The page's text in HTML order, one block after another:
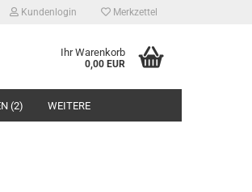
Kundenlogin Merkzettel
Ihr Warenkorb
0,00 EUR
(2) WEITERE